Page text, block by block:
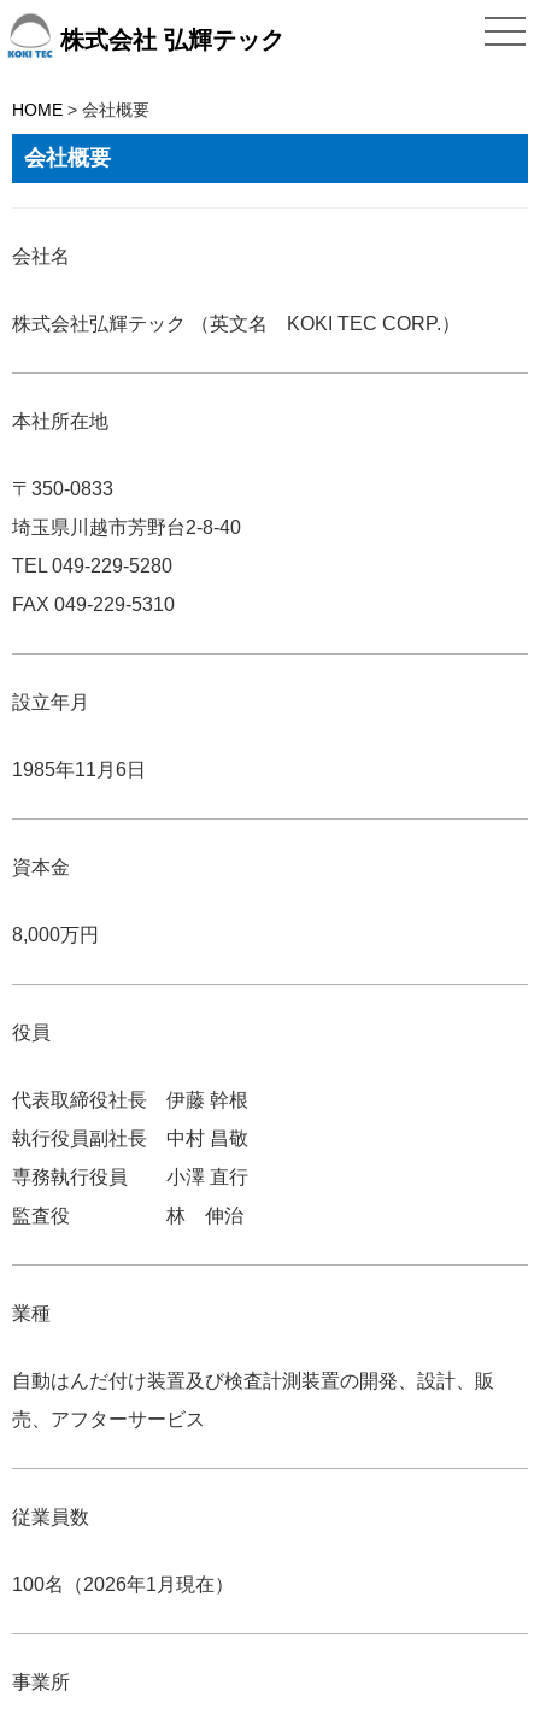
株式会社 弘輝テック
HOME > 会社概要
会社概要
会社名
株式会社弘輝テック （英文名 KOKI TEC CORP.）
本社所在地
〒350-0833
埼玉県川越市芳野台2-8-40
TEL 049-229-5280
FAX 049-229-5310
設立年月
1985年11月6日
資本金
8,000万円
役員
代表取締役社長 伊藤 幹根
執行役員副社長 中村 昌敬
専務執行役員 小澤 直行
監査役 林 伸治
業種
自動はんだ付け装置及び検査計測装置の開発、設計、販
売、アフターサービス
従業員数
100名（2026年1月現在）
事業所